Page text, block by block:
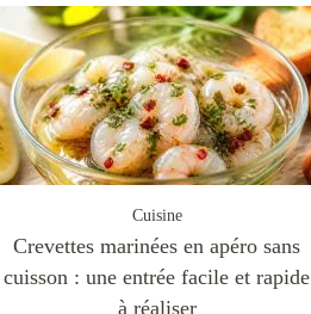
Cuisine
Crevettes marinées en apéro sans
cuisson : une entrée facile et rapide
à réaliser